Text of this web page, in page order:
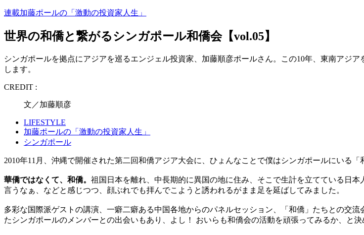
連載加藤ポールの「激動の投資家人生」
世界の和僑と繋がるシンガポール和僑会【vol.05】
シンガポールを拠点にアジアを巡るエンジェル投資家、加藤順彦ポールさん。この10年、東南アジ
します。
CREDIT :
文／加藤順彦
LIFESTYLE
加藤ポールの「激動の投資家人生」
シンガポール
2010年11月、沖縄で開催された第二回和僑アジア大会に、ひょんなことで僕はシンガポールにいる「
華僑ではなくて、和僑。 祖国日本を離れ、中長期的に異国の地に住み、そこで生計を立てている日
言うなぁ、などと感じつつ、顔ぶれでも拝んでこようと誘われるがまま足を延ばしてみました。
多彩な国際派ゲストの講演、一癖二癖ある中国各地からのパネルセッション、「和僑」たちとの交
たシンガポールのメンバーとの出会いもあり、よし！ おいらも和僑会の活動を頑張ってみるか、と決